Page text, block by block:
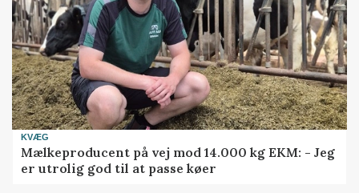
KVÆG
Mælkeproducent på vej mod 14.000 kg EKM: - Jeg
er utrolig god til at passe køer